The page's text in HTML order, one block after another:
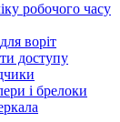
робочого часу
воріт
доступу
і брелоки